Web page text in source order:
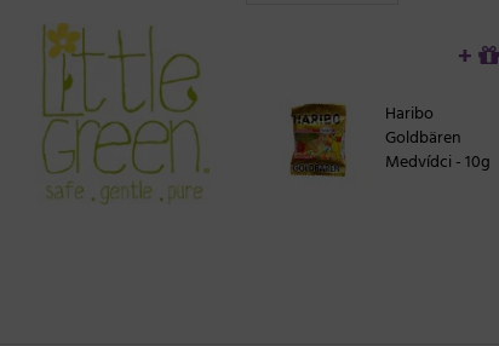
+
Haribo
Goldbären
Medvídci - 10g